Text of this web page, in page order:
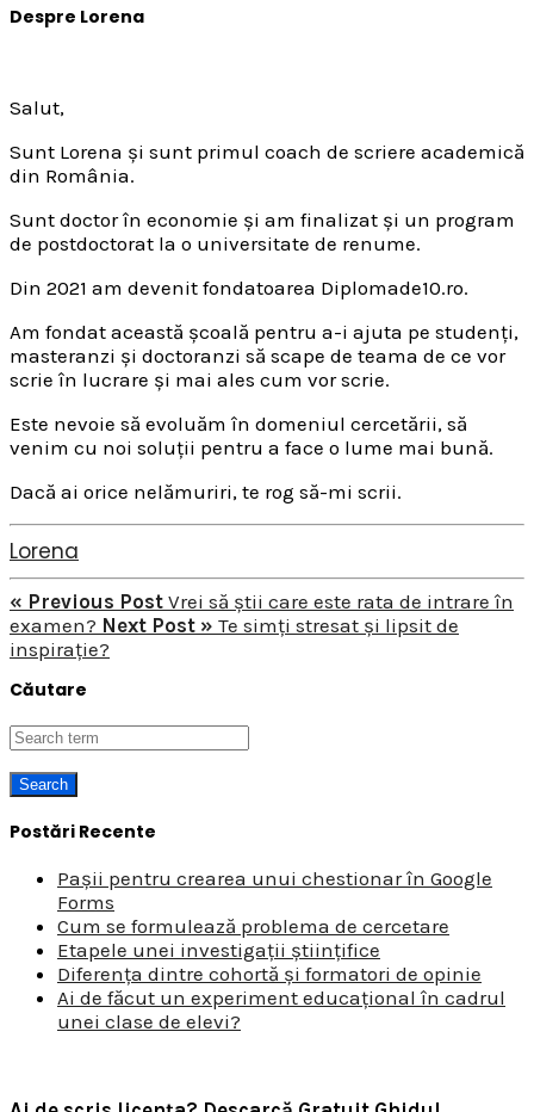
Despre Lorena
Salut,
Sunt Lorena și sunt primul coach de scriere academică
din România.
Sunt doctor în economie și am finalizat și un program
de postdoctorat la o universitate de renume.
Din 2021 am devenit fondatoarea Diplomade10.ro.
Am fondat această școală pentru a-i ajuta pe studenți,
masteranzi și doctoranzi să scape de teama de ce vor
scrie în lucrare și mai ales cum vor scrie.
Este nevoie să evoluăm în domeniul cercetării, să
venim cu noi soluții pentru a face o lume mai bună.
Dacă ai orice nelămuriri, te rog să-mi scrii.
Lorena
« Previous Post Vrei să știi care este rata de intrare în
examen? Next Post » Te simți stresat și lipsit de
inspirație?
Căutare
Postări Recente
Pașii pentru crearea unui chestionar în Google
Forms
Cum se formulează problema de cercetare
Etapele unei investigații științifice
Diferența dintre cohortă și formatori de opinie
Ai de făcut un experiment educațional în cadrul
unei clase de elevi?